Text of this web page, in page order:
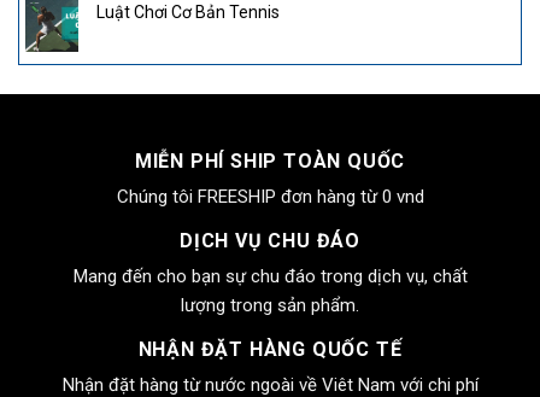
Luật Chơi Cơ Bản Tennis
MIỄN PHÍ SHIP TOÀN QUỐC
Chúng tôi FREESHIP đơn hàng từ 0 vnd
DỊCH VỤ CHU ĐÁO
Mang đến cho bạn sự chu đáo trong dịch vụ, chất
lượng trong sản phẩm.
NHẬN ĐẶT HÀNG QUỐC TẾ
Nhận đặt hàng từ nước ngoài về Viêt Nam với chi phí